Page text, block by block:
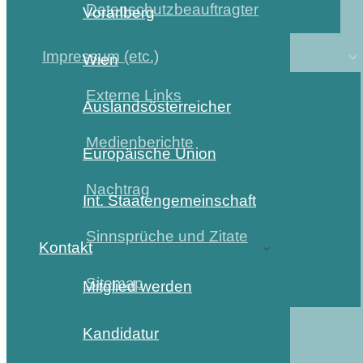
Datenschutzbeauftragter
Impressum (etc.)
Externe Links
Medienberichte
Nachtrag
Sinnsprüche und Zitate
Sitemap
Vorarlberg
Wien
Auslandsösterreicher
Europäische Union
Int. Staatengemeinschaft
Kontakt
Mitglied werden
Kandidatur